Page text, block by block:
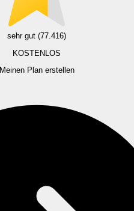
sehr gut (77.416)
KOSTENLOS
Meinen Plan erstellen